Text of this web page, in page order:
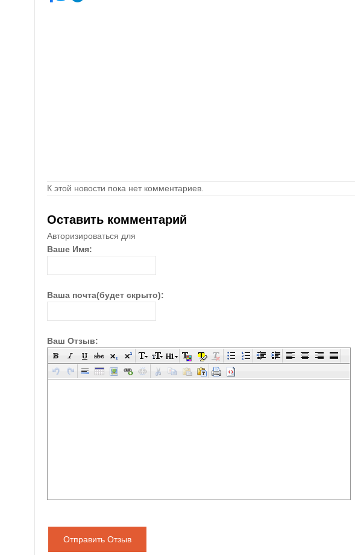
К этой новости пока нет комментариев.
Оставить комментарий
Авторизироваться для
Ваше Имя:
Ваша почта(будет скрыто):
Ваш Отзыв:
Отправить Отзыв